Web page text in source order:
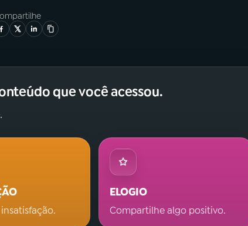
que você acessou.
ELOGIO
Compartilhe algo positivo.